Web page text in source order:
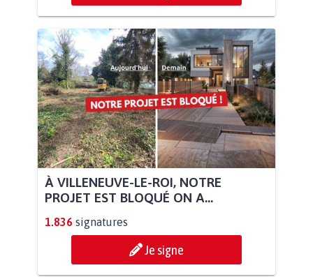
À VILLENEUVE-LE-ROI, NOTRE
PROJET EST BLOQUÉ ON A...
1.836 signatures
Je signe